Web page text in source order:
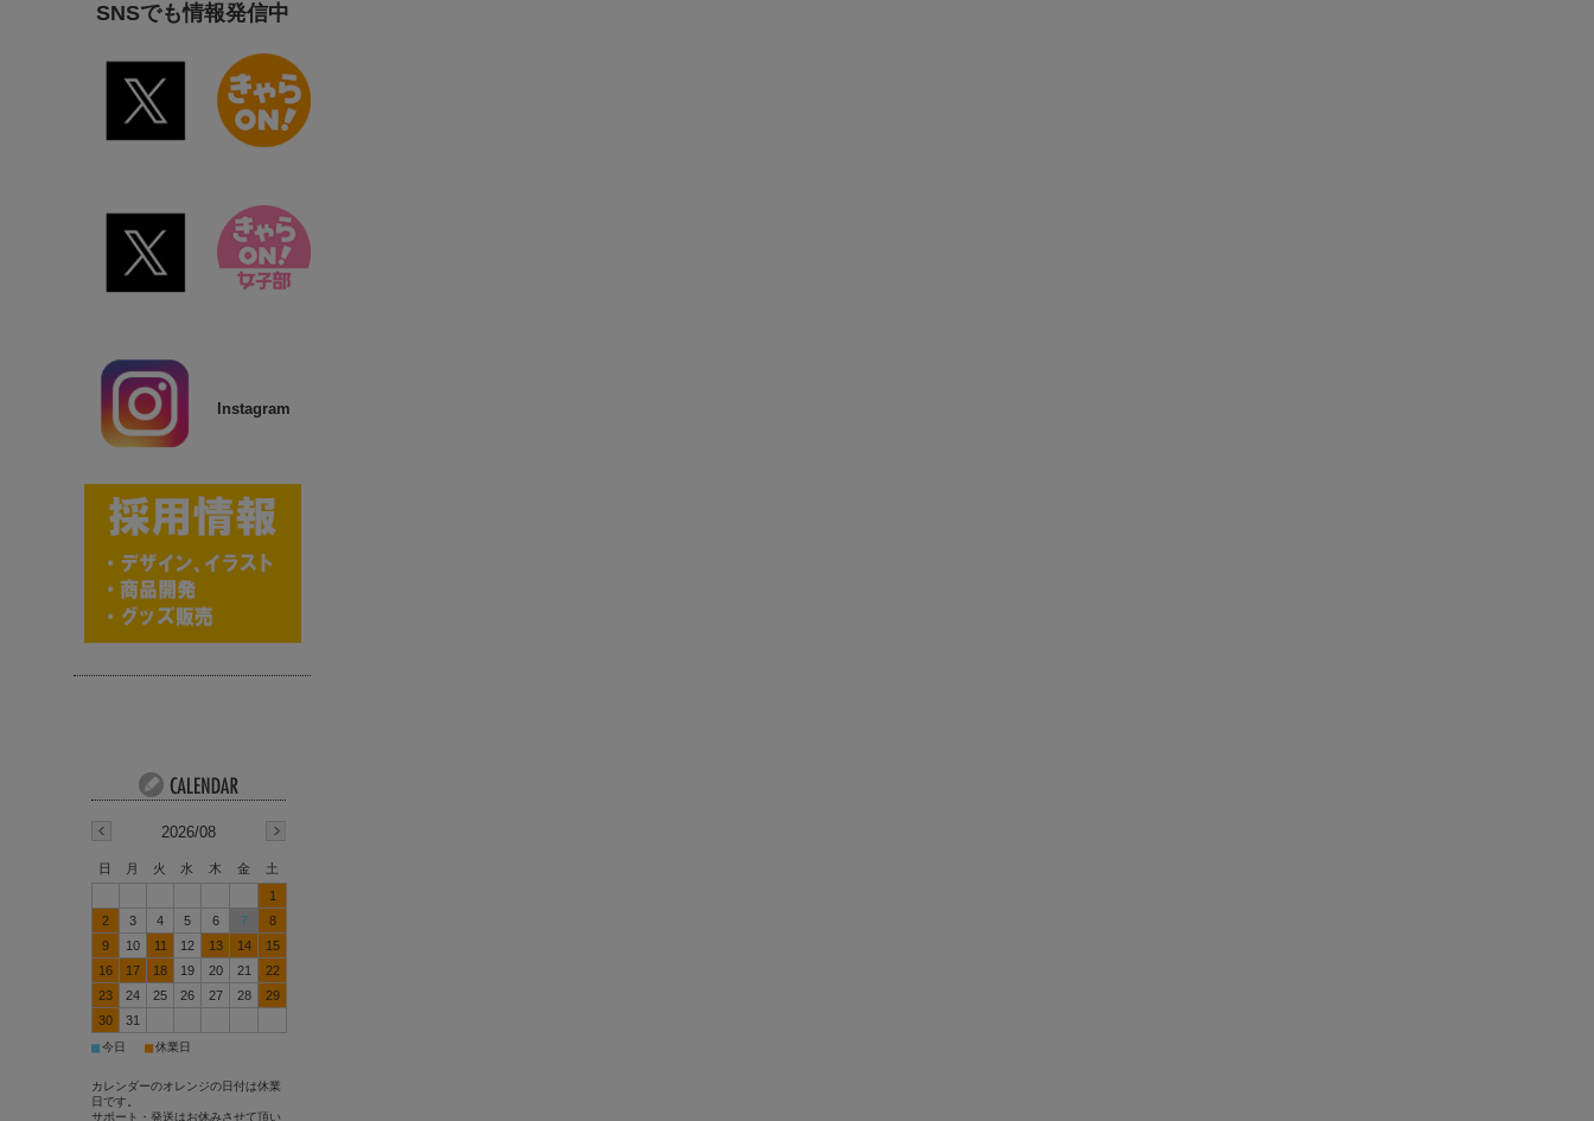
SNSでも情報発信中
Instagram
2026/08
日 月 火 水 木 金
土
1
2
3 4 5 6 7
8
9
10 11 12 13 14
15
16
17 18 19 20 21
22
23
24 25 26 27 28
29
30
31
■今日 ■休業日
カレンダーのオレンジの日付は休業
日です。
サポート・発送はお休みさせて頂い